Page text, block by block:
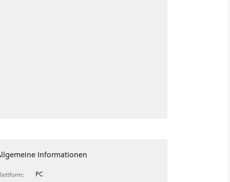
Informationen
PC